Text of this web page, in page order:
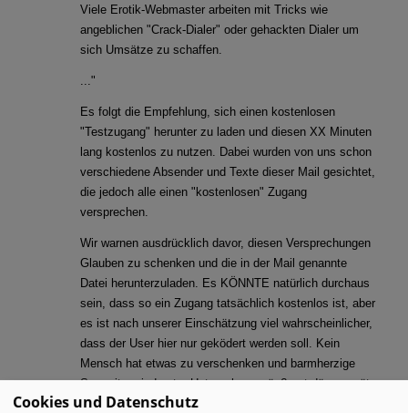
Bürodruckern
Malware Trends 2020: Ransomware, Datendiebstahl an
Universitäten und Banking Trojaner sind im Umlauf
Viele Erotik-Webmaster arbeiten mit Tricks wie
angeblichen "Crack-Dialer" oder gehackten Dialer um
sich Umsätze zu schaffen.
..."
Es folgt die Empfehlung, sich einen kostenlosen
"Testzugang" herunter zu laden und diesen XX Minuten
lang kostenlos zu nutzen. Dabei wurden von uns schon
verschiedene Absender und Texte dieser Mail gesichtet,
die jedoch alle einen "kostenlosen" Zugang
versprechen.
Wir warnen ausdrücklich davor, diesen Versprechungen
Glauben zu schenken und die in der Mail genannte
Datei herunterzuladen. Es KÖNNTE natürlich durchaus
sein, dass so ein Zugang tatsächlich kostenlos ist, aber
es ist nach unserer Einschätzung viel wahrscheinlicher,
dass der User hier nur geködert werden soll. Kein
Mensch hat etwas zu verschenken und barmherzige
Samariter sind unter Unternehmern äußerst dünn gesät.
Cookies und Datenschutz